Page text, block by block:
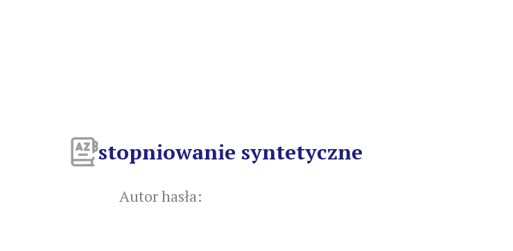
stopniowanie syntetyczne
Autor hasła: